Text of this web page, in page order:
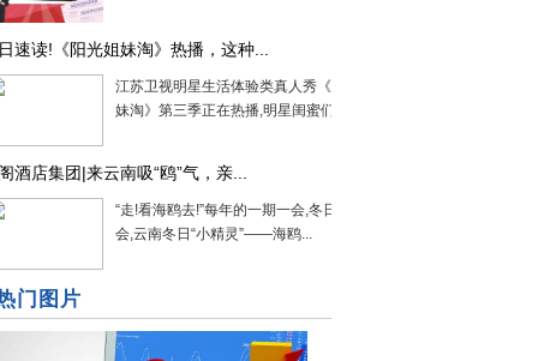
速读!《阳光姐妹淘》热播，这种...
江苏卫视明星生活体验类真人秀《阳光姐
妹淘》第三季正在热播,明星闺蜜们的...
酒店集团|来云南吸“鸥”气，亲...
“走!看海鸥去!”每年的一期一会,冬日限定约
会,云南冬日“小精灵”——海鸥...
门图片